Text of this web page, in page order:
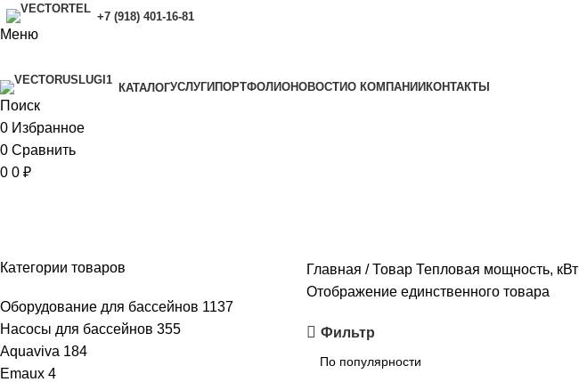
+7 (918) 401-16-81
Меню
КАТАЛОГУСЛУГИ ПОРТФОЛИОНОВОСТИO КОМПАНИИ КОНТАКТЫ
Поиск
0 Избранное
0 Сравнить
0 0 ₽
Категории товаров
Оборудование для бассейнов 1137
Насосы для бассейнов 355
Aquaviva 184
Emaux 4
Главная Товар Тепловая мощность, кВт
Отображение единственного товара
Фильтр